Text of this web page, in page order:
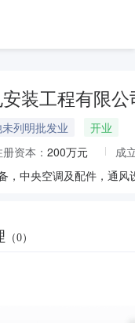
装工程有限公
列明批发业
开业
资本： 200万元
成
（0）